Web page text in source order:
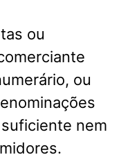
ou
ou
nem